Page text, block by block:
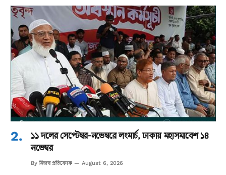
১১ দলের সেপ্টেম্বর-নভেম্বরে লংমার্চ, ঢাকায় মহাসমাবেশ ১৪
নভেম্বর
By নিজস্ব প্রতিবেদক August 6, 2026